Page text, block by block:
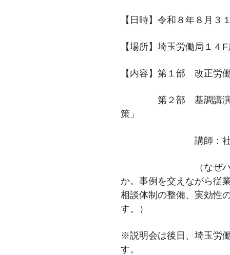
【日時】令和８年８月３
【場所】埼玉労働局１４
【内容】第１部 改正労
第２部 基調講演「
策」
講師：社会保険
（なぜハラスメ
か。事例を交えながら従
相談体制の整備、実効性
す。）
※説明会は後日、埼玉労
す。